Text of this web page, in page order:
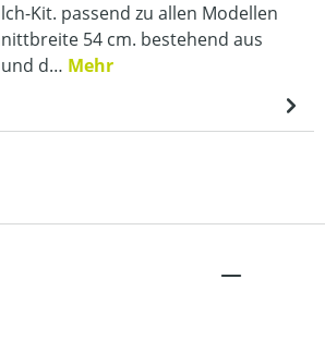
Kit. passend zu allen Modellen
54 cm. bestehend aus
d… Mehr